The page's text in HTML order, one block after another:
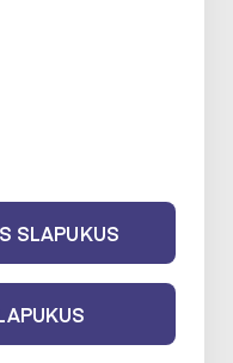
darbo
SLAPUKUS